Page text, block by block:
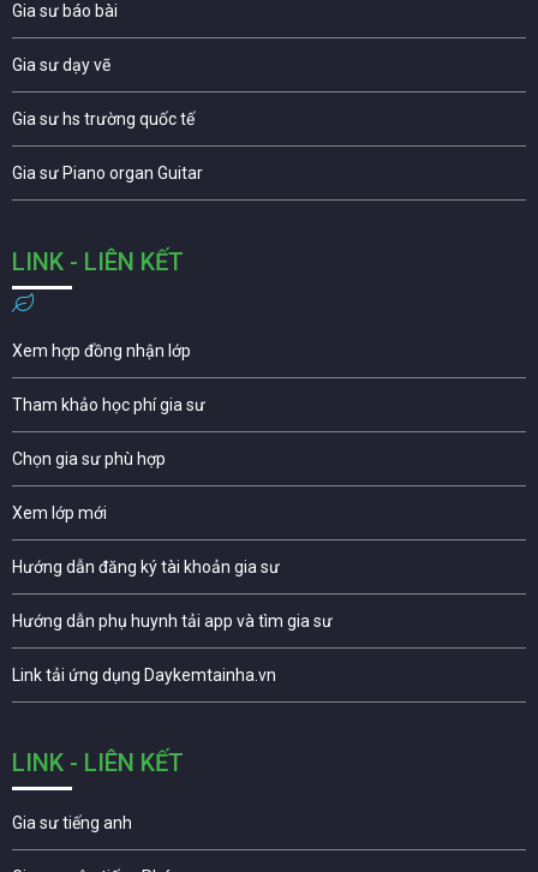
Gia sư báo bài
Gia sư dạy vẽ
Gia sư hs trường quốc tế
Gia sư Piano organ Guitar
LINK - LIÊN KẾT
Xem hợp đồng nhận lớp
Tham khảo học phí gia sư
Chọn gia sư phù hợp
Xem lớp mới
Hướng dẫn đăng ký tài khoản gia sư
Hướng dẫn phụ huynh tải app và tìm gia sư
Link tải ứng dụng Daykemtainha.vn
LINK - LIÊN KẾT
Gia sư tiếng anh